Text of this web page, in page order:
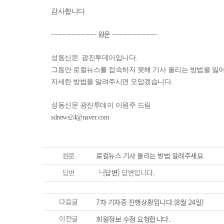
감사합니다.
-------------------- 원문 --------------------
성동신문. 광진투데이입니다.
그동안 로컬뉴스를 접속하지 못해 기사 올리는 방법을 잃
자세한 방법을 알려주시면 모맙겠습니다.
성동신문 광진투데이 이원주 드림
sdnews24@naver.com
원문
로컬뉴스 기사 올리는 방법 알려주세요
답변
└[답변] 답변입니다.
다음글
7차 기자증 진행상황입니다.(8월 24일)
이전글
회원정보 수정 요청합니다.